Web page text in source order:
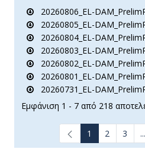
20260806_EL-
20260805_EL-
20260804_EL-
20260803_EL-
20260802_EL-
20260801_EL-
20260731_EL-
Εμφάνιση 1 - 7 από 218
1 2 3 ...